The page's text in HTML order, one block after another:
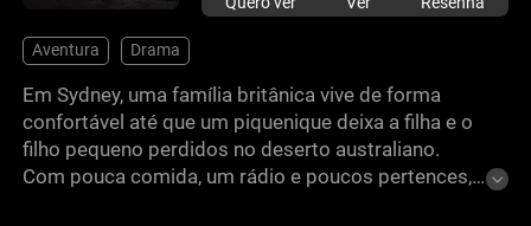
Aventura Drama
Em Sydney, uma família britânica vive de forma
confortável até que um piquenique deixa a filha e o
filho pequeno perdidos no deserto australiano.
Com pouca comida, um rádio e poucos pertences,